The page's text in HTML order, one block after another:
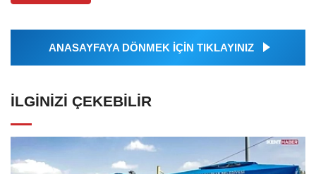
ANASAYFAYA DÖNMEK İÇİN TIKLAYINIZ
İLGINIZI ÇEKEBILIR